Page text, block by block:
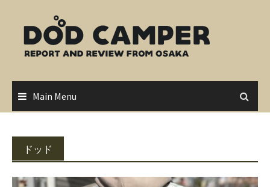
content
Main Menu
ドッド